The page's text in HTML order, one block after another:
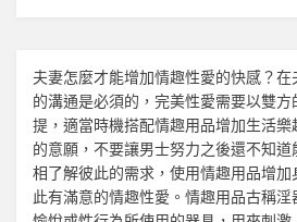
夫妻怎麼才能增加情趣性愛的快感？在
的溝通是必須的，完美性愛需要以雙
提，適當時機搭配情趣用品增加生活樂
的意願，不要讓男士努力之後還不知
相了解彼此的需求，使用情趣用品增加
此有滿意的情趣性愛。 情趣用品古稱淫